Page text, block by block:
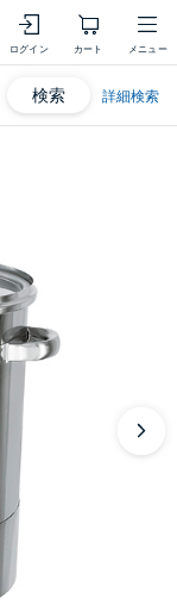
ログイン カート メニュー
検索 詳細検索